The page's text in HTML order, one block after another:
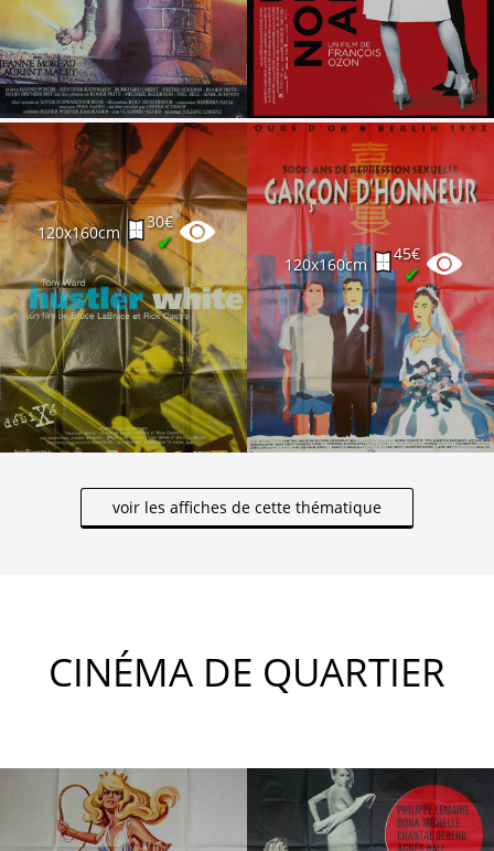
120x160cm
30€
✔
120x160cm
45€
✔
voir les affiches de cette thématique
CINÉMA DE QUARTIER